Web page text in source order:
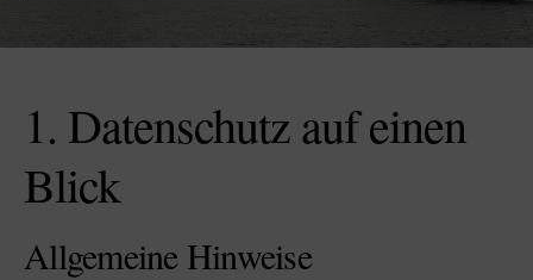
1. Datenschutz auf einen
Blick
Allgemeine Hinweise